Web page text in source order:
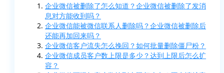
企业微信被删除了怎么知道？企业微信被删除了发消
息对方能收到吗？
企业微信能被微信联系人删除吗？企业微信被删除后
还能再加回来吗？
企业微信客户流失怎么挽回？如何批量删除僵尸粉？
企业微信成员客户数上限是多少？达到上限后怎么扩
容？